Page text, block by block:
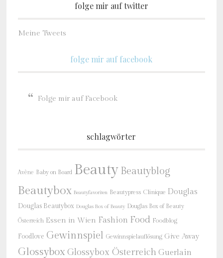
folge mir auf twitter
Meine Tweets
folge mir auf facebook
Folge mir auf Facebook
schlagwörter
Avène Baby on Board Beauty Beautyblog
Beautybox Beautyfavoriten Beautypress Clinique Douglas
Douglas Beautybox Douglas Box of Beauty Douglas Box of Beauty
Österreich Essen in Wien Fashion Food Foodblog
Foodlove Gewinnspiel Gewinnspielauflösung Give Away
GlossyboxGlossybox Österreich Guerlain